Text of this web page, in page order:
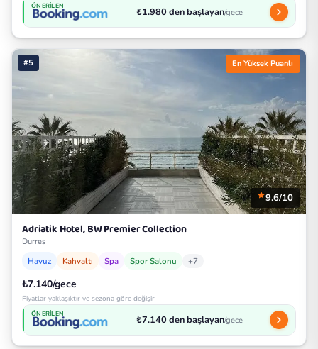
ÖNERILEN ₺1.980 den başlayan/gece
#5 En Yüksek Puanlı
9.6/10
Adriatik Hotel, BW Premier Collection
Durres
Havuz Kahvaltı Spa Spor Salonu +7
₺7.140/gece
Fiyatlar yaklaşıktır ve sezona göre değişir
ÖNERILEN ₺7.140 den başlayan/gece